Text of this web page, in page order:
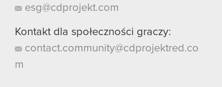
esg@cdprojekt.com
Kontakt dla społeczności graczy:
contact.community@cdprojektred.co
m